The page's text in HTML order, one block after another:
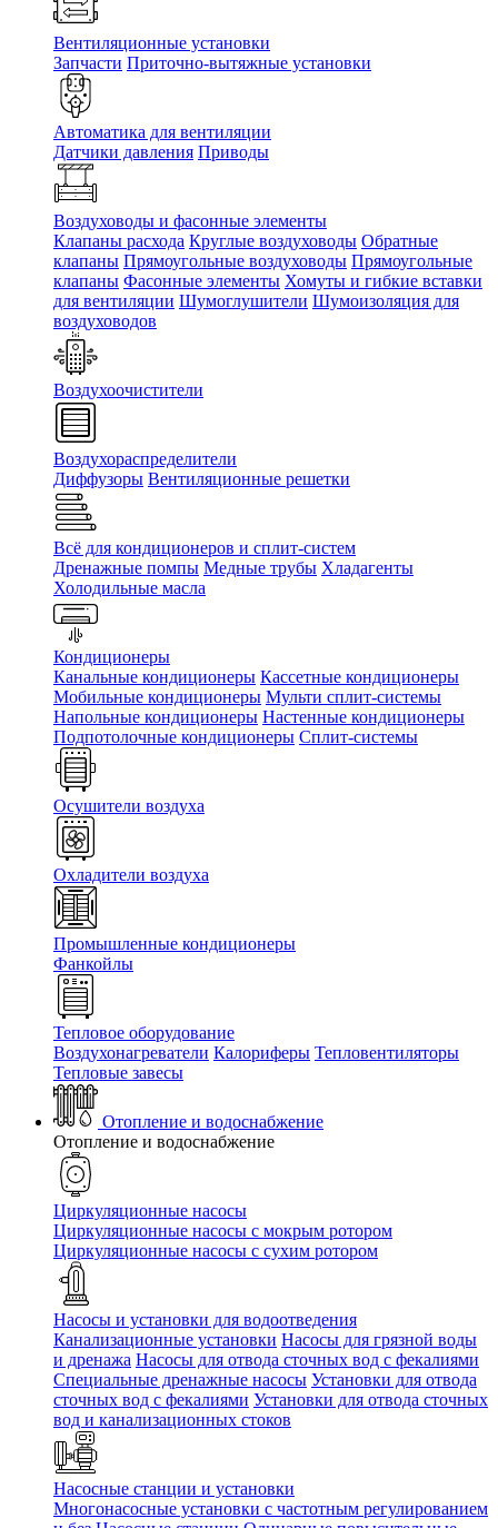
Вентиляционные установки
Запчасти Приточно-вытяжные установки
Автоматика для вентиляции
Датчики давления Приводы
Воздуховоды и фасонные элементы
Клапаны расхода Круглые воздуховоды Обратные
клапаны Прямоугольные воздуховоды Прямоугольные
клапаны Фасонные элементы Хомуты и гибкие вставки
для вентиляции Шумоглушители Шумоизоляция для
воздуховодов
Воздухоочистители
Воздухораспределители
Диффузоры Вентиляционные решетки
Всё для кондиционеров и сплит-систем
Дренажные помпы Медные трубы Хладагенты
Холодильные масла
Кондиционеры
Канальные кондиционеры Кассетные кондиционеры
Мобильные кондиционеры Мульти сплит-системы
Напольные кондиционеры Настенные кондиционеры
Подпотолочные кондиционеры Сплит-системы
Осушители воздуха
Охладители воздуха
Промышленные кондиционеры
Фанкойлы
Тепловое оборудование
Воздухонагреватели Калориферы Тепловентиляторы
Тепловые завесы
Отопление и водоснабжение
Отопление и водоснабжение
Циркуляционные насосы
Циркуляционные насосы с мокрым ротором
Циркуляционные насосы с сухим ротором
Насосы и установки для водоотведения
Канализационные установки Насосы для грязной воды
и дренажа Насосы для отвода сточных вод c фекалиями
Специальные дренажные насосы Установки для отвода
сточных вод c фекалиями Установки для отвода сточных
вод и канализационных стоков
Насосные станции и установки
Многонасосные установки с частотным регулированием